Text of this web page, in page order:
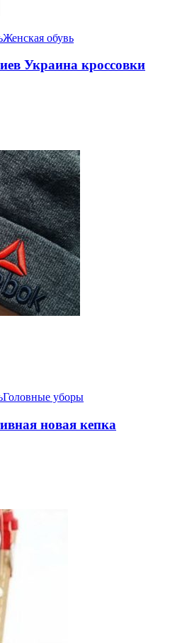
Женская обувь
Украина кроссовки
Головные уборы
новая кепка